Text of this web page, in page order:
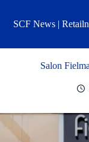
treściSCF News |
Salon